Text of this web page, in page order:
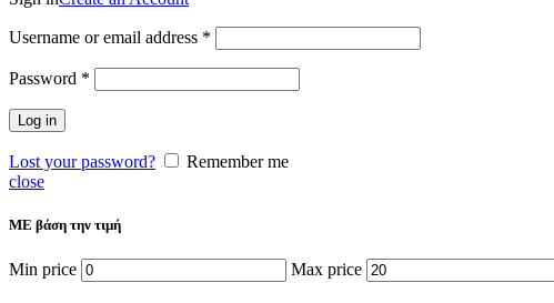
Username or email address *
Password *
Log in
Lost your password?
Remember me
close
ΜΕ βάση την τιμή
Min price Max price